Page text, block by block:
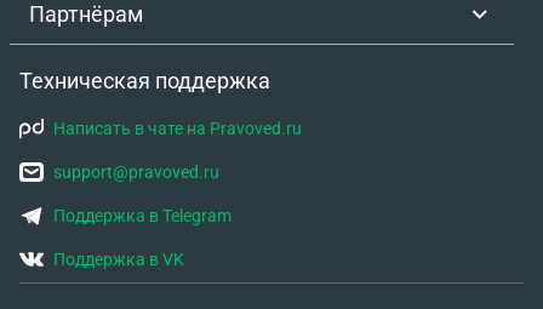
Партнёрам
Техническая поддержка
Написать в чате на Pravoved.ru
support@pravoved.ru
Поддержка в Telegram
Поддержка в VK